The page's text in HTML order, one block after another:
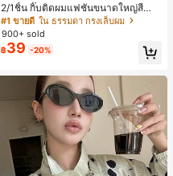
2/1ชิ้น กิ๊บติดผมแฟชั่นขนาดใหญ่สีน้ำ
ตาลชานมสำหรับผู้หญิง เหมาะสำหรับก
ารอาบน้ำ ล้างหน้า และจัดแต่งทรงผม
#1 ขายดี ใน ธรรมดา กรงเล็บผม
900+ sold
฿39 -20%